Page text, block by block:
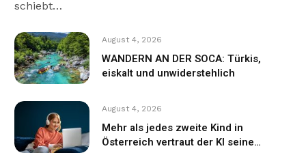
schiebt…
August 4, 2026
WANDERN AN DER SOCA: Türkis,
eiskalt und unwiderstehlich
August 4, 2026
Mehr als jedes zweite Kind in
Österreich vertraut der KI seine